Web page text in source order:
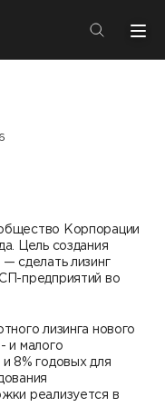
Корпорации
Цель создания
сделать лизинг
предприятий во
лизинга нового
и малого
8% годовых для
реализуется в